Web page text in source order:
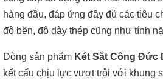
hàng đầu, đáp ứng đầy đủ các tiêu
độ bền, độ dày thép cũng như tính
Dòng sản phẩm Két Sắt Công Đức
kết cấu chịu lực vượt trội với khung